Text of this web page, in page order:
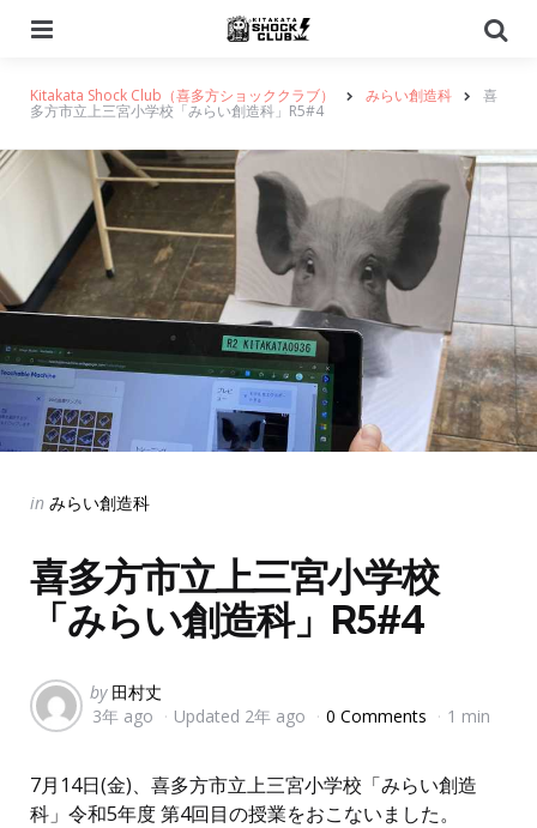
Kitakata Shock Club（喜多方ショッククラブ） みらい創造科 喜
多方市立上三宮小学校「みらい創造科」R5#4
Categories
Posted
in みらい創造科
喜多方市立上三宮小学校
「みらい創造科」R5#4
Posted
by
by 田村丈
3年 ago
Updated 2年 ago 0 Comments 1 min
7月14日(金)、喜多方市立上三宮小学校「みらい創造
科」令和5年度 第4回目の授業をおこないました。